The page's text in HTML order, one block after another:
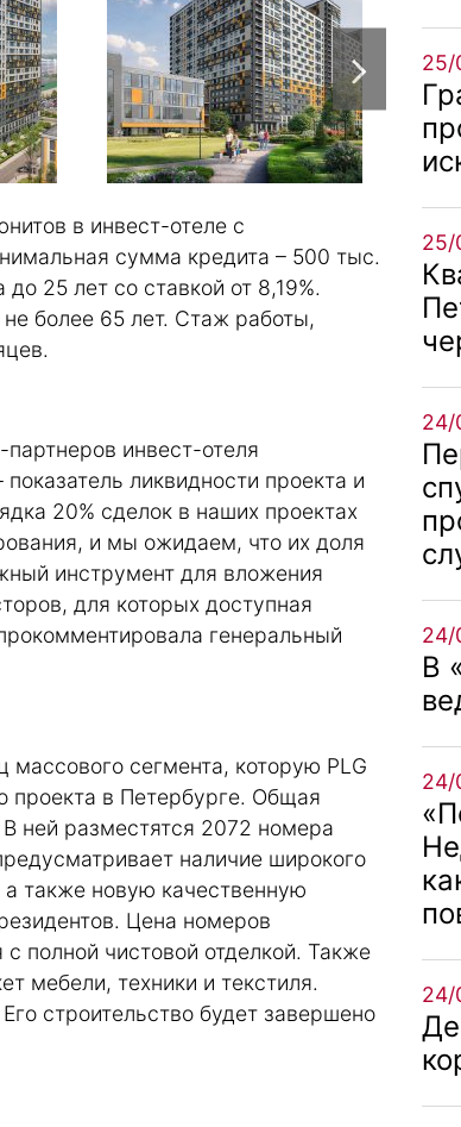
в инвест-отеле с
сумма кредита – 500 тыс.
25 лет со ставкой от 8,19%.
более 65 лет. Стаж работы,
инвест-отеля
ликвидности проекта и
20% сделок в наших проектах
и мы ожидаем, что их доля
инструмент для вложения
для которых доступная
генеральный
массового сегмента, которую PLG
проекта в Петербурге. Общая
ней разместятся 2072 номера
наличие широкого
также новую качественную
Цена номеров
полной чистовой отделкой. Также
мебели, техники и текстиля.
строительство будет завершено
25/
25/
24/
24/
В
24/
24/